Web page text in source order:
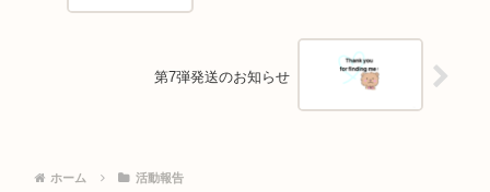
第7弾発送のお知らせ
ホーム 活動報告